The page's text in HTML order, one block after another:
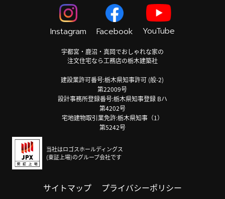
Instagram Facebook YouTube
宇都宮・鹿沼・真岡でおしゃれな家の
注文住宅なら工務店の栃木建築社
建設業許可番号:栃木県知事許可 (般-2)
第22009号
設計事務所登録番号:栃木県知事登録 Bハ
第4202号
宅地建物取引業免許:栃木県知事（1）
第5242号
当社はロゴスホールディングス
(東証上場)のグループ会社です
サイトマップ プライバシーポリシー